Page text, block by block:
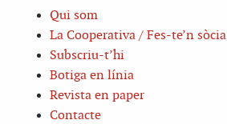
Qui som
La Cooperativa / Fes-te’n sòcia
Subscriu-t’hi
Botiga en línia
Revista en paper
Contacte